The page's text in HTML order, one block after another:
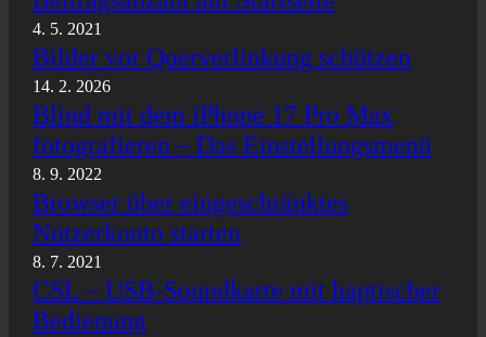
4. 5. 2021
Bilder vor Querverlinkung schützen
14. 2. 2026
Blind mit dem iPhone 17 Pro Max
fotografieren – Das Einstellungsmenü
8. 9. 2022
Browser über eingeschränktes
Nutzerkonto starten
8. 7. 2021
CSL – USB-Soundkarte mit haptischer
Bedienung